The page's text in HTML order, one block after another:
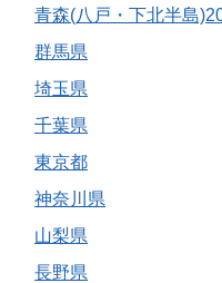
青森(八戸・下北半島
群馬県
埼玉県
千葉県
東京都
神奈川県
山梨県
長野県